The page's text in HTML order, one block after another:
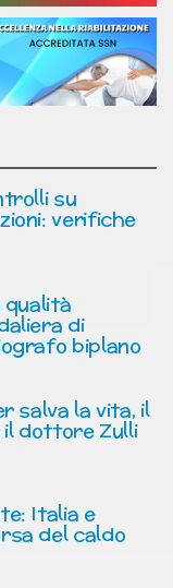
su
verifiche
qualità
di
biplano
salva la vita, il
dottore Zulli
Italia e
del caldo